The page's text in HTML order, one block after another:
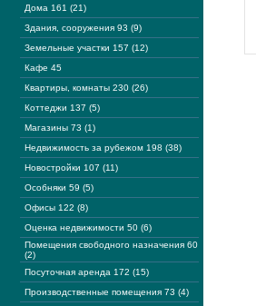
Дома 161 (21)
Здания, сооружения 93 (9)
Земельные участки 157 (12)
Кафе 45
Квартиры, комнаты 230 (26)
Коттеджи 137 (5)
Магазины 73 (1)
Недвижимость за рубежом 198 (38)
Новостройки 107 (11)
Особняки 59 (5)
Офисы 122 (8)
Оценка недвижимости 50 (6)
Помещения свободного назначения 60
(2)
Посуточная аренда 172 (15)
Производственные помещения 73 (4)